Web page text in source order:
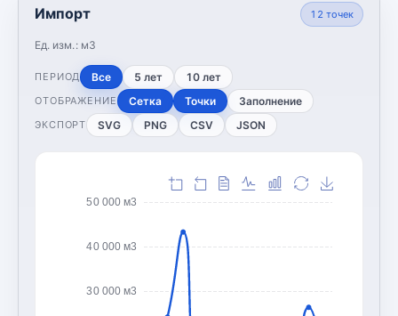
Импорт
Ед. изм.: м3
12 точек
ПЕРИОД Все 5 лет 10 лет
ОТОБРАЖЕНИЕ Сетка Точки Заполнение
ЭКСПОРТ SVG PNG CSV JSON
30 000 м3
40 000 м3
50 000 м3